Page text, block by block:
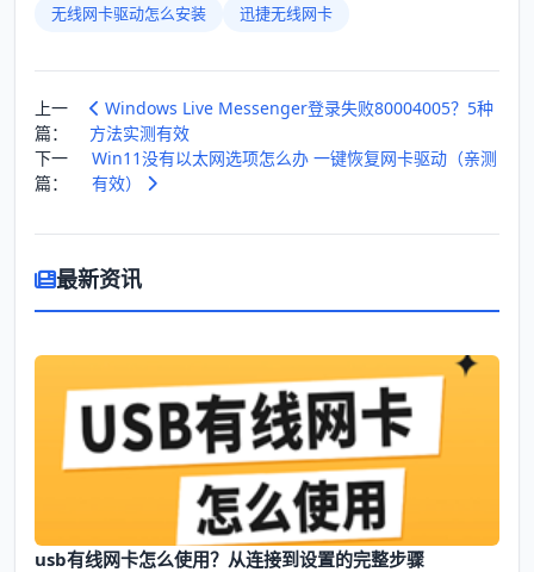
无线网卡驱动怎么安装
迅捷无线网卡
上一
篇：
Windows Live Messenger登录失败80004005？5种
方法实测有效
下一
篇：
Win11没有以太网选项怎么办 一键恢复网卡驱动（亲测
有效）
最新资讯
usb有线网卡怎么使用？从连接到设置的完整步骤